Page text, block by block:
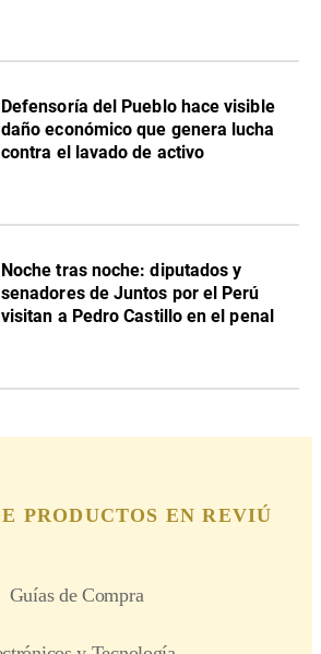
Defensoría del Pueblo hace visible
daño económico que genera lucha
contra el lavado de activo
Noche tras noche: diputados y
senadores de Juntos por el Perú
visitan a Pedro Castillo en el penal